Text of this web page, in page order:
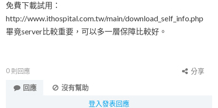
免費下載試用：
http://www.ithospital.com.tw/main/download_self_info.php
畢竟server比較重要，可以多一層保障比較好。
0 則回應
分享
回應
沒有幫助
登入發表回應